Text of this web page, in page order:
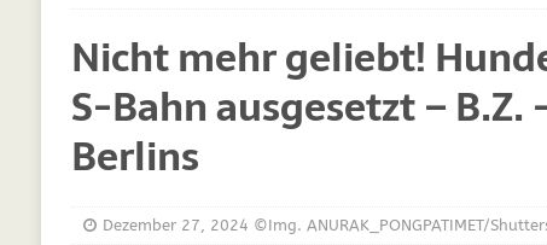
[ März 30, 2021 ] Vitamine für Hunde
[ März 19, 2021 ] Probiotika für Hunde – Der
[ Februar 18, 2019 ] MCT Öl für Hunde
Nicht mehr geliebt!
S-Bahn ausgesetzt – B.Z.
Berlins
Dezember 27, 2024 ©Img. ANURAK_PONGPATIMET/